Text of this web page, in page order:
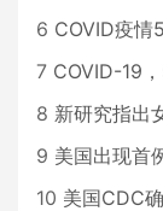
6 COVID疫情5
7 COVID-19
8 新研究指出女
9 美国出现首
10 美国CDC确